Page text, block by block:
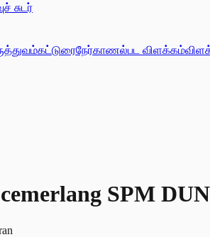
சுடர்
கட்டுரைநேர்காணல்பட விளக்கம்
SPM